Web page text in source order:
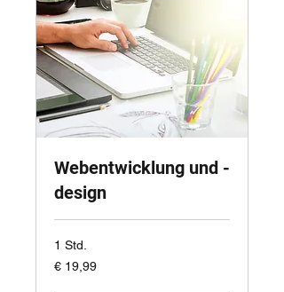
Webentwicklung und -
design
1 Std.
19,99
Euro
€ 19,99